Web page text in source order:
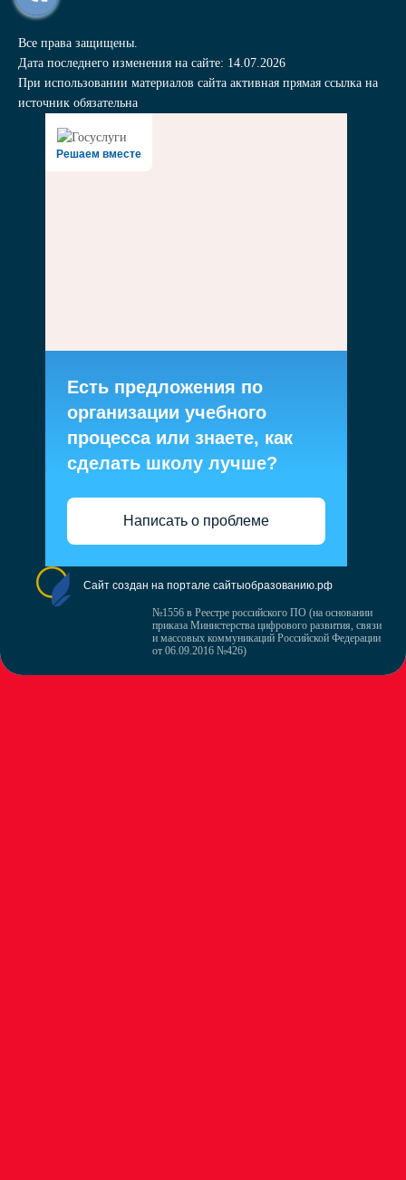
Все права защищены.
Дата последнего изменения на сайте: 14.07.2026
При использовании материалов сайта активная прямая ссылка на
источник обязательна
Решаем вместе
Есть предложения по
организации учебного
процесса или знаете, как
сделать школу лучше?
Написать о проблеме
Сайт создан на портале сайтыобразованию.рф
№1556 в Реестре российского ПО (на основании
приказа Министерства цифрового развития, связи
и массовых коммуникаций Российской Федерации
от 06.09.2016 №426)